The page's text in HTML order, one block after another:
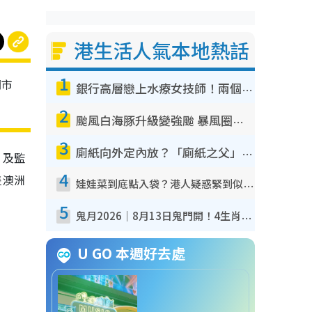
監
洲
港生活人氣本地熱話
1 銀行高層戀上水療女技師！兩個月借128萬驚覺「沉船」沉落火海 揭背後疑似邪教操控賣淫
2 颱風白海豚升級變強颱 暴風圈半徑達320公里 面積足以覆蓋多個城市
3 廁紙向外定內放？「廁紙之父」專利圖曝光！官方揭正確擺法：放錯易貼牆積菌！
4 娃娃菜到底點入袋？港人疑惑緊到似真空 揭包裝過程全靠1招：血汗錢唔易賺
5 鬼月2026｜8月13日鬼門開！4生肖迎財運大爆發！專家：屬Ｏ好手氣 宜買六合彩
U GO 本週好去處